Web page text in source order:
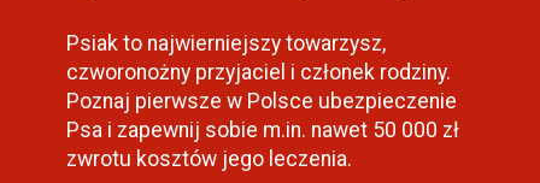
Psiak to najwierniejszy towarzysz,
czworonożny przyjaciel i członek rodziny.
Poznaj pierwsze w Polsce ubezpieczenie
Psa i zapewnij sobie m.in. nawet 50 000 zł
zwrotu kosztów jego leczenia.